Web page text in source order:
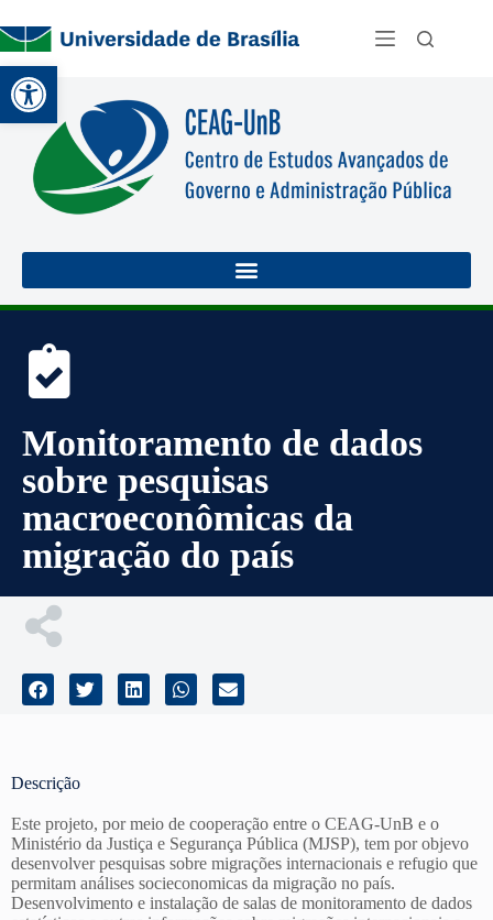
Abrir a barra de ferramentas
Monitoramento de dados
sobre pesquisas
macroeconômicas da
migração do país
Descrição
Este projeto, por meio de cooperação entre o CEAG-UnB e o
Ministério da Justiça e Segurança Pública (MJSP), tem por objevo
desenvolver pesquisas sobre migrações internacionais e refugio que
permitam análises socieconomicas da migração no país.
Desenvolvimento e instalação de salas de monitoramento de dados